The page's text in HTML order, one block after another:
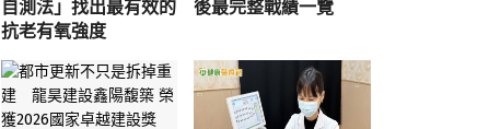
自測法」找出最有效的
抗老有氧強度
後最完整戰績一覽